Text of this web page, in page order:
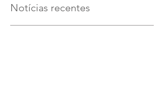
Notícias recentes